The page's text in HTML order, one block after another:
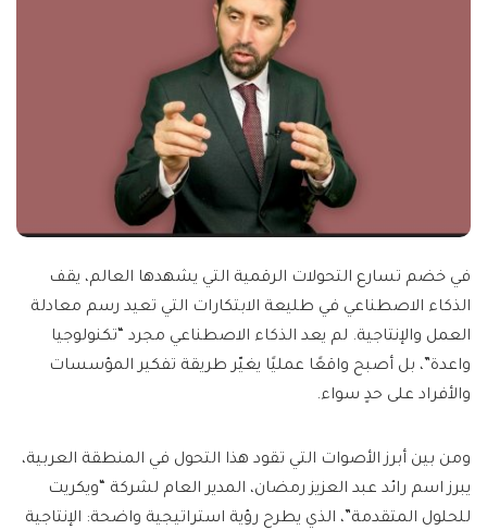
في خضم تسارع التحولات الرقمية التي يشهدها العالم، يقف
الذكاء الاصطناعي في طليعة الابتكارات التي تعيد رسم معادلة
العمل والإنتاجية. لم يعد الذكاء الاصطناعي مجرد “تكنولوجيا
واعدة”، بل أصبح واقعًا عمليًا يغيّر طريقة تفكير المؤسسات
والأفراد على حدٍ سواء.
ومن بين أبرز الأصوات التي تقود هذا التحول في المنطقة العربية،
يبرز اسم رائد عبد العزيز رمضان، المدير العام لشركة “ويكريت
للحلول المتقدمة”، الذي يطرح رؤية استراتيجية واضحة: الإنتاجية